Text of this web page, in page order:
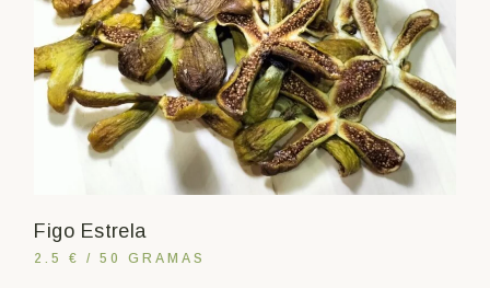
Figo Estrela
2.5 € / 50 GRAMAS